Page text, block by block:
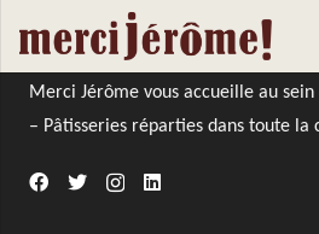
À Propos De Nous
Merci Jérôme vous accueille au
– Pâtisseries réparties dans toute la